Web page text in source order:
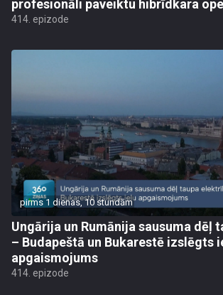
profesionāli paveiktu hibrīdkara
414. epizode
pirms 1 dienas, 10 stundām
Ungārija un Rumānija sausuma dēļ
– Budapeštā un Bukarestē izslēgts
apgaismojums
414. epizode